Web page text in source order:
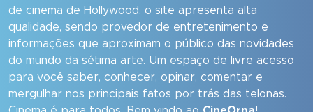
de cinema de Hollywood, o site apresenta alta
qualidade, sendo provedor de entretenimento e
informações que aproximam o público das novidades
do mundo da sétima arte. Um espaço de livre acesso
para você saber, conhecer, opinar, comentar e
mergulhar nos principais fatos por trás das telonas.